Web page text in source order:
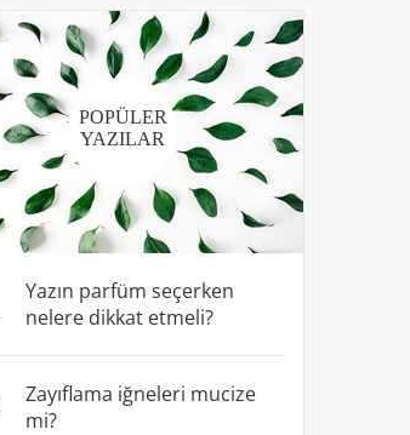
POPÜLER
YAZILAR
Yazın parfüm seçerken
nelere dikkat etmeli?
Zayıflama iğneleri mucize
mi?